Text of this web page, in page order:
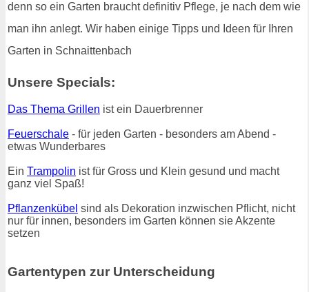
denn so ein Garten braucht definitiv Pflege, je nach dem wie
man ihn anlegt. Wir haben einige Tipps und Ideen für Ihren
Garten in Schnaittenbach
Unsere Specials:
Das Thema Grillen ist ein Dauerbrenner
Feuerschale - für jeden Garten - besonders am Abend -
etwas Wunderbares
Ein Trampolin ist für Gross und Klein gesund und macht
ganz viel Spaß!
Pflanzenkübel sind als Dekoration inzwischen Pflicht, nicht
nur für innen, besonders im Garten können sie Akzente
setzen
Gartentypen zur Unterscheidung